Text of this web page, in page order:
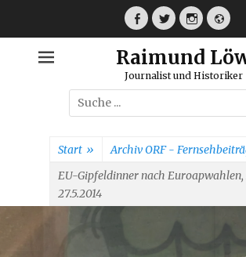
Facebook
TwitterInstagram
Raimund
Journalist und Historiker
Suche
nach:
Start » Archiv ORF -
EU-Gipfeldinner nach Euroapwahlen,
27.5.2014